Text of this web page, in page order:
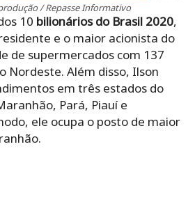
/ Repasse Informativo
10 bilionários do Brasil 2020,
e o maior acionista do
de supermercados com 137
Nordeste. Além disso, Ilson
em três estados do
Pará, Piauí e
ele ocupa o posto de maior